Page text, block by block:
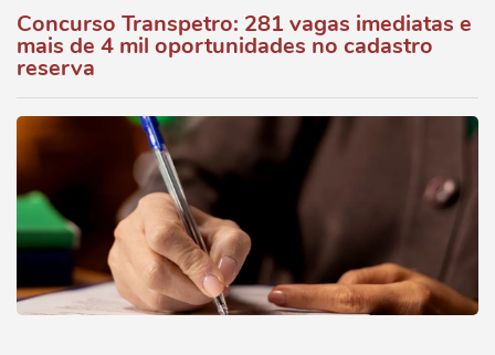
Concurso Transpetro: 281 vagas imediatas e
mais de 4 mil oportunidades no cadastro
reserva